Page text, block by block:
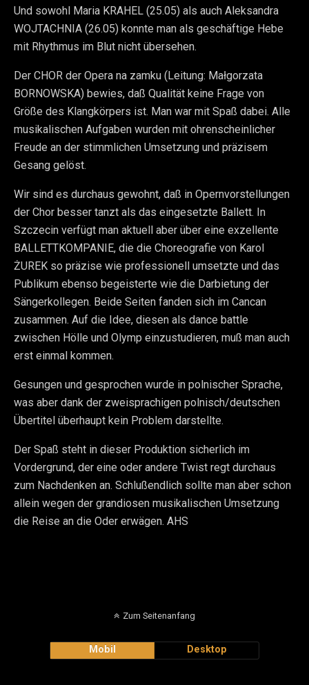
Und sowohl Maria KRAHEL (25.05) als auch Aleksandra
WOJTACHNIA (26.05) konnte man als geschäftige Hebe
mit Rhythmus im Blut nicht übersehen.
Der CHOR der Opera na zamku (Leitung: Małgorzata
BORNOWSKA) bewies, daß Qualität keine Frage von
Größe des Klangkörpers ist. Man war mit Spaß dabei. Alle
musikalischen Aufgaben wurden mit ohrenscheinlicher
Freude an der stimmlichen Umsetzung und präzisem
Gesang gelöst.
Wir sind es durchaus gewohnt, daß in Opernvorstellungen
der Chor besser tanzt als das eingesetzte Ballett. In
Szczecin verfügt man aktuell aber über eine exzellente
BALLETTKOMPANIE, die die Choreografie von Karol
ŻUREK so präzise wie professionell umsetzte und das
Publikum ebenso begeisterte wie die Darbietung der
Sängerkollegen. Beide Seiten fanden sich im Cancan
zusammen. Auf die Idee, diesen als dance battle
zwischen Hölle und Olymp einzustudieren, muß man auch
erst einmal kommen.
Gesungen und gesprochen wurde in polnischer Sprache,
was aber dank der zweisprachigen polnisch/deutschen
Übertitel überhaupt kein Problem darstellte.
Der Spaß steht in dieser Produktion sicherlich im
Vordergrund, der eine oder andere Twist regt durchaus
zum Nachdenken an. Schlußendlich sollte man aber schon
allein wegen der grandiosen musikalischen Umsetzung
die Reise an die Oder erwägen. AHS
Zum Seitenanfang
Mobil Desktop